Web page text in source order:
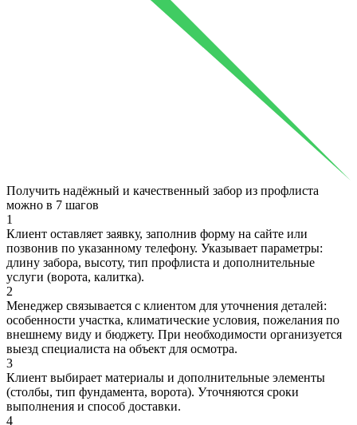
Получить надёжный и качественный забор из профлиста
можно в 7 шагов
1
Клиент оставляет заявку, заполнив форму на сайте или
позвонив по указанному телефону. Указывает параметры:
длину забора, высоту, тип профлиста и дополнительные
услуги (ворота, калитка).
2
Менеджер связывается с клиентом для уточнения деталей:
особенности участка, климатические условия, пожелания по
внешнему виду и бюджету. При необходимости организуется
выезд специалиста на объект для осмотра.
3
Клиент выбирает материалы и дополнительные элементы
(столбы, тип фундамента, ворота). Уточняются сроки
выполнения и способ доставки.
4